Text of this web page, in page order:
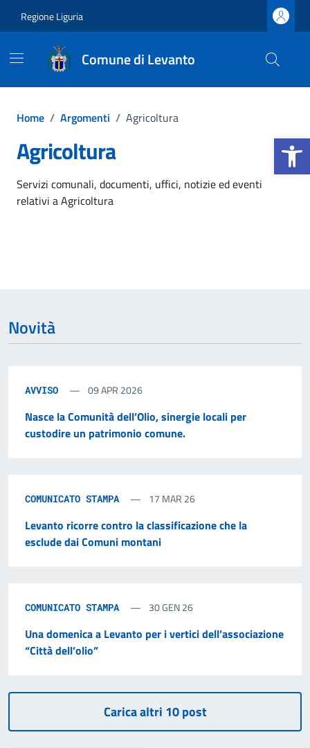
Apri la
Regione Liguria
Comune di Levanto
Home / Argomenti / Agricoltura
Agricoltura
Dettagli dell'argomento
Servizi comunali, documenti, uffici, notizie ed eventi
relativi a Agricoltura
Novità
AVVISO 09 APR 2026
Nasce la Comunità dell’Olio, sinergie locali per
custodire un patrimonio comune.
COMUNICATO STAMPA 17 MAR 26
Levanto ricorre contro la classificazione che la
esclude dai Comuni montani
COMUNICATO STAMPA 30 GEN 26
Una domenica a Levanto per i vertici dell’associazione
“Città dell’olio”